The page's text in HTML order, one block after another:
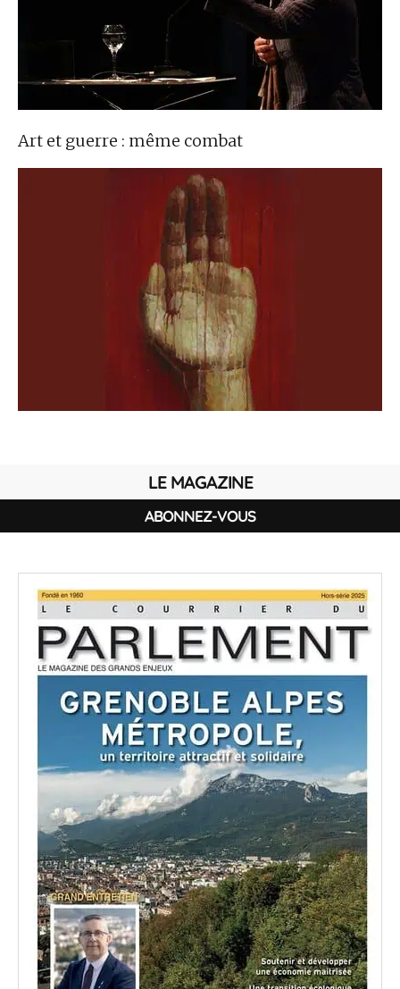
Art et guerre : même combat
LE MAGAZINE
ABONNEZ-VOUS